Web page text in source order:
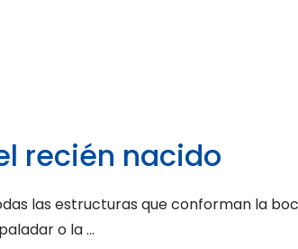
recién nacido
las estructuras que conforman la
o la …